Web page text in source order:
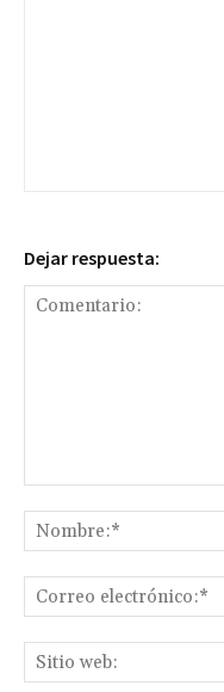
Dejar respuesta: